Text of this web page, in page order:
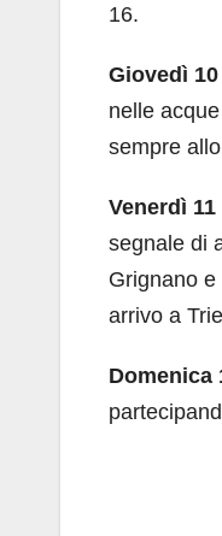
16.
Giovedì
nelle
sempre
Venerdì
segnale di
Grignano
arrivo a
Domenica